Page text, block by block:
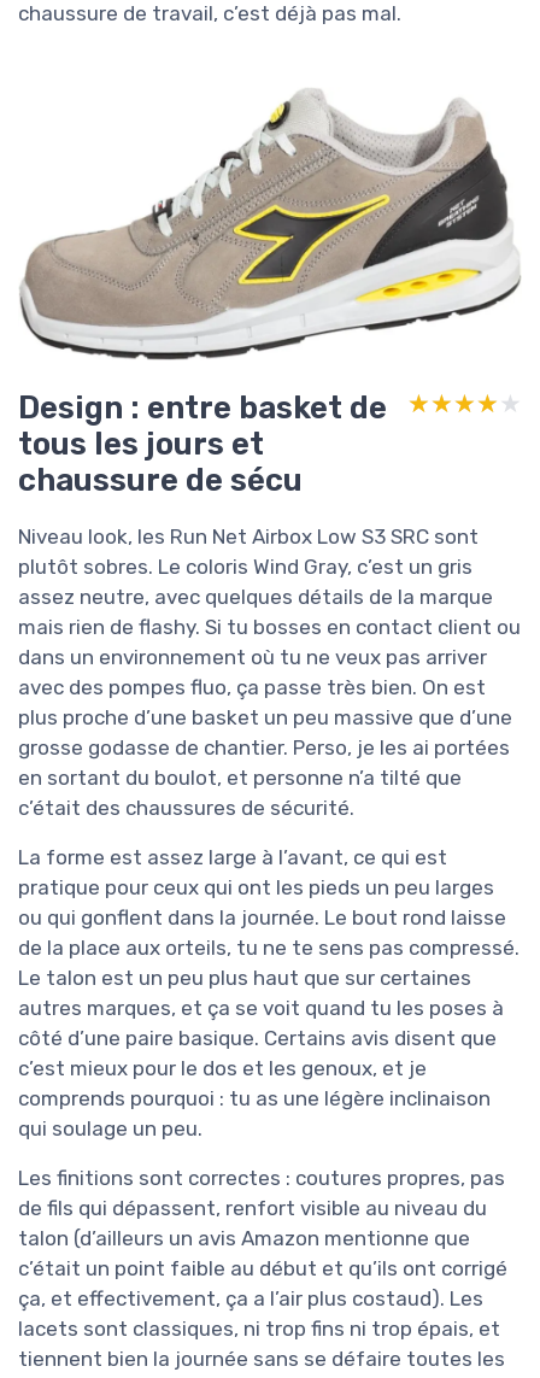
chaussure de travail, c’est déjà pas mal.
Design : entre basket de
tous les jours et
chaussure de sécu
★★★★★
★★★★★
Niveau look, les Run Net Airbox Low S3 SRC sont
plutôt sobres. Le coloris Wind Gray, c’est un gris
assez neutre, avec quelques détails de la marque
mais rien de flashy. Si tu bosses en contact client ou
dans un environnement où tu ne veux pas arriver
avec des pompes fluo, ça passe très bien. On est
plus proche d’une basket un peu massive que d’une
grosse godasse de chantier. Perso, je les ai portées
en sortant du boulot, et personne n’a tilté que
c’était des chaussures de sécurité.
La forme est assez large à l’avant, ce qui est
pratique pour ceux qui ont les pieds un peu larges
ou qui gonflent dans la journée. Le bout rond laisse
de la place aux orteils, tu ne te sens pas compressé.
Le talon est un peu plus haut que sur certaines
autres marques, et ça se voit quand tu les poses à
côté d’une paire basique. Certains avis disent que
c’est mieux pour le dos et les genoux, et je
comprends pourquoi : tu as une légère inclinaison
qui soulage un peu.
Les finitions sont correctes : coutures propres, pas
de fils qui dépassent, renfort visible au niveau du
talon (d’ailleurs un avis Amazon mentionne que
c’était un point faible au début et qu’ils ont corrigé
ça, et effectivement, ça a l’air plus costaud). Les
lacets sont classiques, ni trop fins ni trop épais, et
tiennent bien la journée sans se défaire toutes les